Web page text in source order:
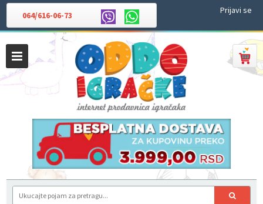
064/616-06-73 Prijavi se